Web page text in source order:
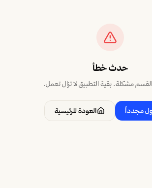
حدث خطأ
مشكلة. بقية التطبيق لا تزال تعمل.
مجدداً العودة للرئيسية